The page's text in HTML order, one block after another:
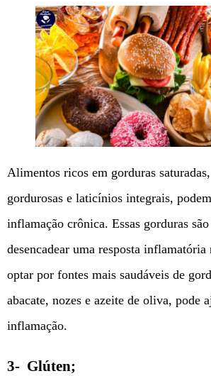
Alimentos ricos em gorduras
gordurosas e laticínios integrais,
inflamação crônica. Essas gorduras
desencadear uma resposta
optar por fontes mais saudáveis ​​de
abacate, nozes e azeite de oliva, pode
inflamação.
3- Glúten;